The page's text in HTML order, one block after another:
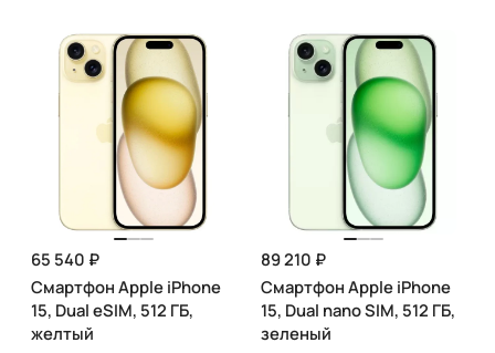
65 540 ₽
Смартфон Apple iPhone
15, Dual eSIM, 512 ГБ,
желтый
89 210 ₽
Смартфон Apple iPhone
15, Dual nano SIM, 512 ГБ,
зеленый